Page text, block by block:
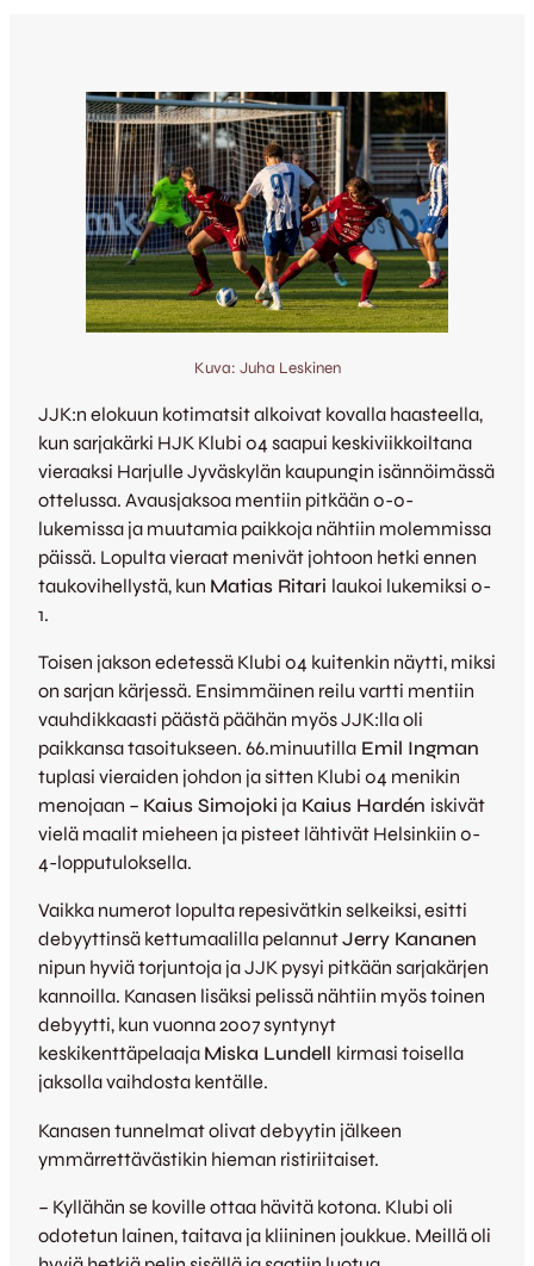
Kuva: Juha Leskinen
JJK:n elokuun kotimatsit alkoivat kovalla haasteella,
kun sarjakärki HJK Klubi 04 saapui keskiviikkoiltana
vieraaksi Harjulle Jyväskylän kaupungin isännöimässä
ottelussa. Avausjaksoa mentiin pitkään 0-0-
lukemissa ja muutamia paikkoja nähtiin molemmissa
päissä. Lopulta vieraat menivät johtoon hetki ennen
taukovihellystä, kun Matias Ritari laukoi lukemiksi 0-
1.
Toisen jakson edetessä Klubi 04 kuitenkin näytti, miksi
on sarjan kärjessä. Ensimmäinen reilu vartti mentiin
vauhdikkaasti päästä päähän myös JJK:lla oli
paikkansa tasoitukseen. 66.minuutilla Emil Ingman
tuplasi vieraiden johdon ja sitten Klubi 04 menikin
menojaan – Kaius Simojoki ja Kaius Hardén iskivät
vielä maalit mieheen ja pisteet lähtivät Helsinkiin 0-
4-lopputuloksella.
Vaikka numerot lopulta repesivätkin selkeiksi, esitti
debyyttinsä kettumaalilla pelannutJerry Kananen
nipun hyviä torjuntoja ja JJK pysyi pitkään sarjakärjen
kannoilla. Kanasen lisäksi pelissä nähtiin myös toinen
debyytti, kun vuonna 2007 syntynyt
keskikenttäpelaaja Miska Lundell kirmasi toisella
jaksolla vaihdosta kentälle.
Kanasen tunnelmat olivat debyytin jälkeen
ymmärrettävästikin hieman ristiriitaiset.
– Kyllähän se koville ottaa hävitä kotona. Klubi oli
odotetun lainen, taitava ja kliininen joukkue. Meillä oli